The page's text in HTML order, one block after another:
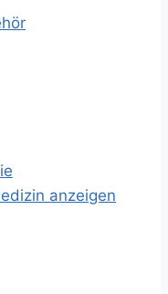
anzeigen